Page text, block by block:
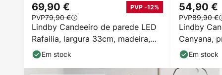
Lindby Candeeiro de parede LED
Rafailia, largura 33cm, madeira,
3.000K
69,90 € PVP -12%
PVP79,90 €
Em stock
Lindby
Canyana,
54,90 €
PVP89,90 €
Em stock